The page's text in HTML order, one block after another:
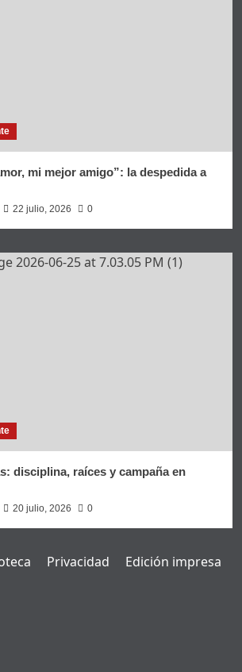
mi mejor amigo”: la despedida a
22 julio, 2026 0
disciplina, raíces y campaña en
20 julio, 2026 0
Privacidad Edición impresa